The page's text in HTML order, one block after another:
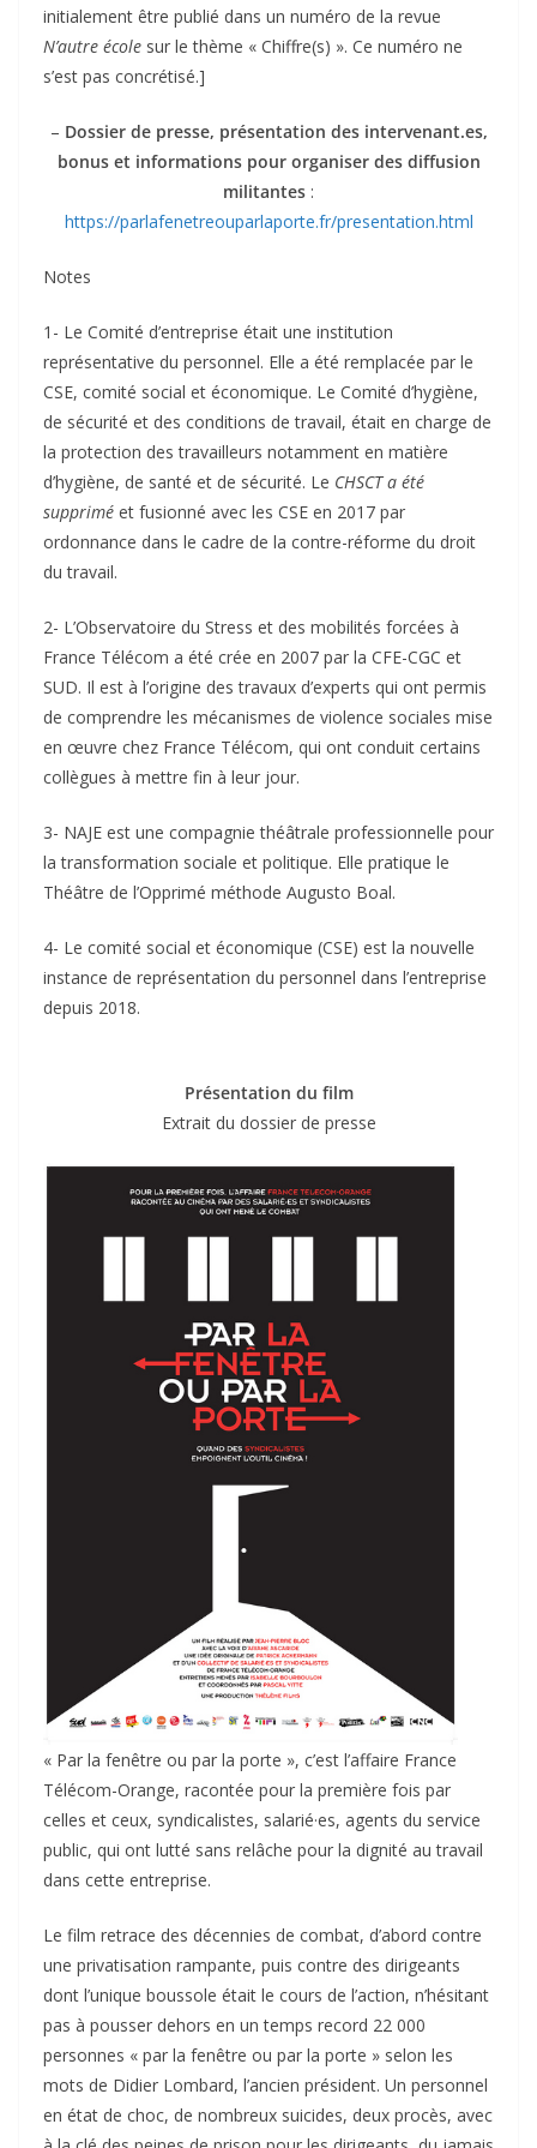
initialement être publié dans un numéro de la revue
N’autre école sur le thème « Chiffre(s) ». Ce numéro ne
s’est pas concrétisé.]
– Dossier de presse, présentation des intervenant.es,
bonus et informations pour organiser des diffusion
militantes :
https://parlafenetreouparlaporte.fr/presentation.html
Notes
1- Le Comité d’entreprise était une institution
représentative du personnel. Elle a été remplacée par le
CSE, comité social et économique. Le Comité d’hygiène,
de sécurité et des conditions de travail, était en charge de
la protection des travailleurs notamment en matière
d’hygiène, de santé et de sécurité. Le CHSCT a été
supprimé et fusionné avec les CSE en 2017 par
ordonnance dans le cadre de la contre-réforme du droit
du travail.
2- L’Observatoire du Stress et des mobilités forcées à
France Télécom a été crée en 2007 par la CFE-CGC et
SUD. Il est à l’origine des travaux d’experts qui ont permis
de comprendre les mécanismes de violence sociales mise
en œuvre chez France Télécom, qui ont conduit certains
collègues à mettre fin à leur jour.
3- NAJE est une compagnie théâtrale professionnelle pour
la transformation sociale et politique. Elle pratique le
Théâtre de l’Opprimé méthode Augusto Boal.
4- Le comité social et économique (CSE) est la nouvelle
instance de représentation du personnel dans l’entreprise
depuis 2018.
Présentation du film
Extrait du dossier de presse
« Par la fenêtre ou par la porte », c’est l’affaire France
Télécom-Orange, racontée pour la première fois par
celles et ceux, syndicalistes, salarié·es, agents du service
public, qui ont lutté sans relâche pour la dignité au travail
dans cette entreprise.
Le film retrace des décennies de combat, d’abord contre
une privatisation rampante, puis contre des dirigeants
dont l’unique boussole était le cours de l’action, n’hésitant
pas à pousser dehors en un temps record 22 000
personnes « par la fenêtre ou par la porte » selon les
mots de Didier Lombard, l’ancien président. Un personnel
en état de choc, de nombreux suicides, deux procès, avec